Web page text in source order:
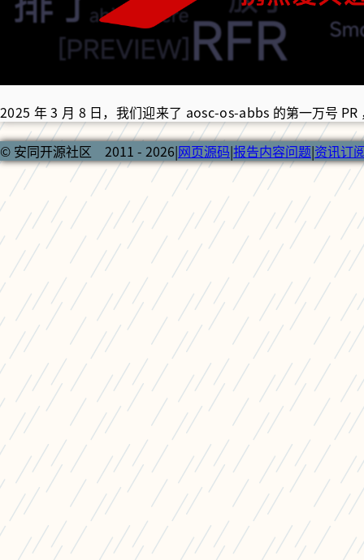
2025 年 3 月 8 日，我们迎来了 aosc-os-abbs 的第一万号 PR
© 安同开源社区 2011 - 2026|网页源码|报告内容问题|资讯订